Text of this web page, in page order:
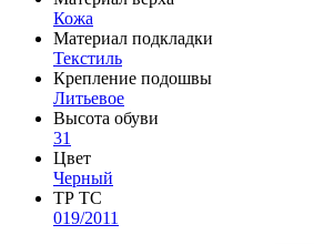
Кожа
Материал подкладки
Текстиль
Крепление подошвы
Литьевое
Высота обуви
31
Цвет
Черный
ТР ТС
019/2011